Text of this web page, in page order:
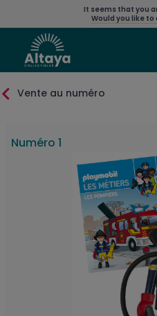
It seems that you
Would you like
Vente au numéro
Numéro 1